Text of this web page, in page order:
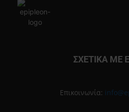
ΣΧΕΤΙΚΑ ΜΕ
Επικοινωνία: